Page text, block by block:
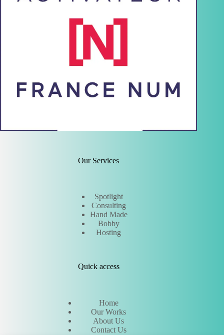
Our Services
Spotlight
Consulting
Hand Made
Bobby
Hosting
Quick access
Home
Our Works
About Us
Contact Us